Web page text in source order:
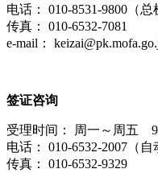
电话： 010-8531-9800（总
传真： 010-6532-7081
e-mail：
签证咨询
受理时间： 周一～周五
电话： 010-6532-2007（自
传真： 010-6532-9329